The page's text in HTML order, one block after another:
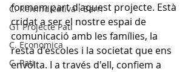
C. Reivindicativa i Barri
GT Projecte Pati
C. Economica
C. Pati
formem part d'aquest projecte. Està
cridat a ser el nostre espai de
comunicació amb les famílies, la
resta d'escoles i la societat que ens
envolta. I a través d'ell, confiem a